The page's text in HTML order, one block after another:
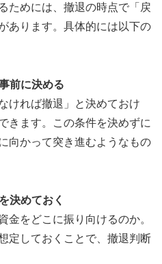
ためには、撤退の時点で「戻
あります。具体的には以下の
前に決める
ければ撤退」と決めておけ
きます。この条件を決めずに
向かって突き進むようなもの
決めておく
金をどこに振り向けるのか。
定しておくことで、撤退判断